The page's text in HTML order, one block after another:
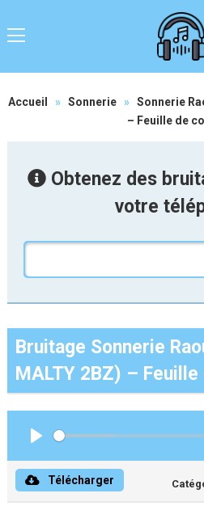
Accueil » Sonnerie » Sonnerie
– Feuille de
Obtenez des
votre
Bruitage Sonnerie
MALTY 2BZ) –
Télécharger